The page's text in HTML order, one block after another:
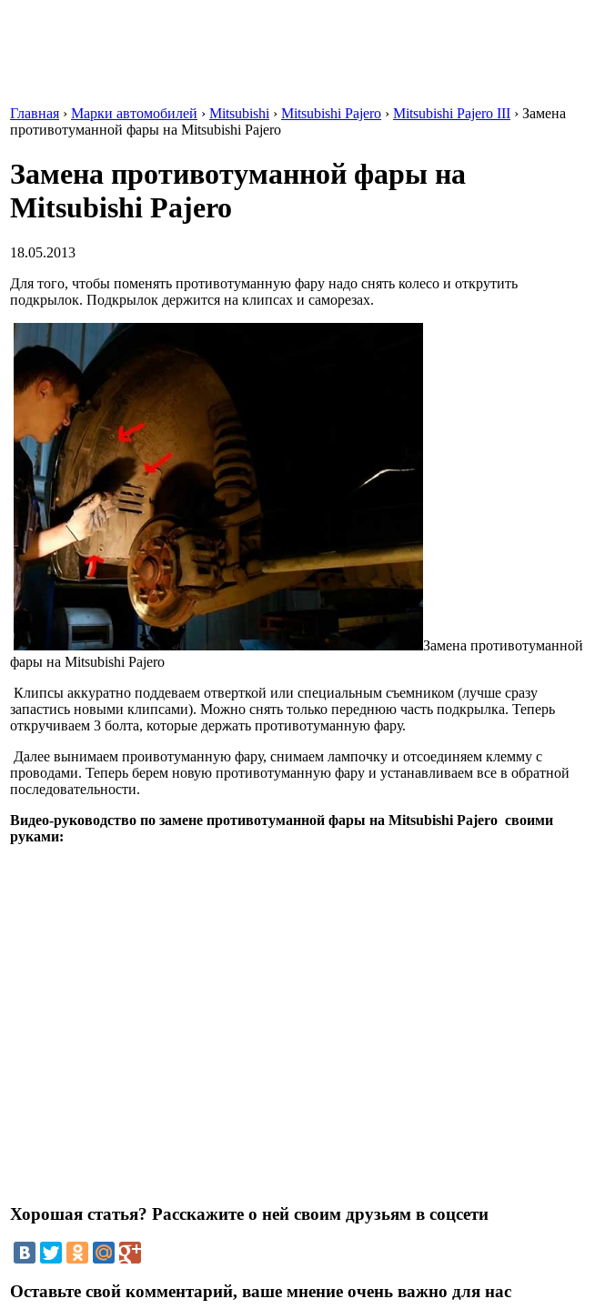
Главная › Марки автомобилей › Mitsubishi › Mitsubishi Pajero › Mitsubishi Pajero III › Замена
противотуманной фары на Mitsubishi Pajero
Замена противотуманной фары на
Mitsubishi Pajero
18.05.2013
Для того, чтобы поменять противотуманную фару надо снять колесо и открутить
подкрылок. Подкрылок держится на клипсах и саморезах.
Замена противотуманной
фары на Mitsubishi Pajero
Клипсы аккуратно поддеваем отверткой или специальным съемником (лучше сразу
запастись новыми клипсами). Можно снять только переднюю часть подкрылка. Теперь
откручиваем 3 болта, которые держать противотуманную фару.
Далее вынимаем проивотуманную фару, снимаем лампочку и отсоединяем клемму с
проводами. Теперь берем новую противотуманную фару и устанавливаем все в обратной
последовательности.
Видео-руководство по замене противотуманной фары на Mitsubishi Pajero своими
руками:
Хорошая статья? Расскажите о ней своим друзьям в соцсети
Оставьте свой комментарий, ваше мнение очень важно для нас